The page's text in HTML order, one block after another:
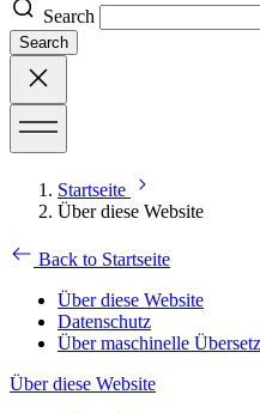
Search
Search
Startseite
Über diese Website
Back to Startseite
Über diese Website
Datenschutz
Über maschinelle
Über diese Website